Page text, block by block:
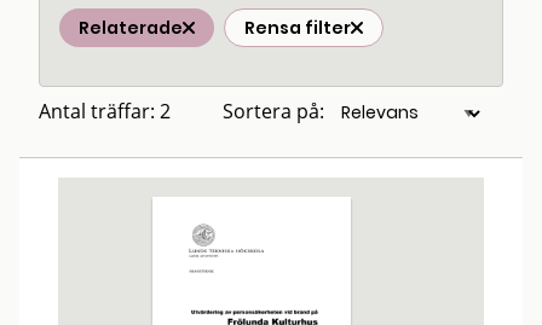
Relaterade Rensa filter
Antal träffar: 2 Sortera på: